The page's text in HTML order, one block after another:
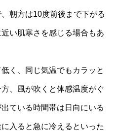
朝方は10度前後まで下がる
い肌寒さを感じる場合もあ
く、同じ気温でもカラッと
、風が吹くと体感温度がぐ
ている時間帯は日向にいる
入ると急に冷えるといった